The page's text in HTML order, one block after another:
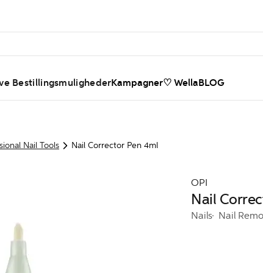
BestillingsmulighederKampagner♡ WellaBLOG
Nail Tools Nail Corrector Pen 4ml
OPI
Nail
Nails Nail